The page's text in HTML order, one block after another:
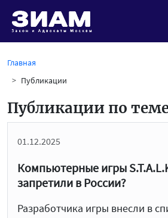
Главная
Публикации
Публикации по
01.12.2025
Компьютерные игры
запретили в России?
Разработчика игры внесли в